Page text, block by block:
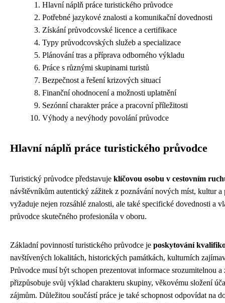
Hlavní náplň práce turistického průvodce
Potřebné jazykové znalosti a komunikační dovednosti
Získání průvodcovské licence a certifikace
Typy průvodcovských služeb a specializace
Plánování tras a příprava odborného výkladu
Práce s různými skupinami turistů
Bezpečnost a řešení krizových situací
Finanční ohodnocení a možnosti uplatnění
Sezónní charakter práce a pracovní příležitosti
Výhody a nevýhody povolání průvodce
Hlavní náplň práce turistického průvodce
Turistický průvodce představuje klíčovou osobu v cestovním
návštěvníkům autentický zážitek z poznávání nových míst, kultur a
vyžaduje nejen rozsáhlé znalosti, ale také specifické dovednosti a
průvodce skutečného profesionála v oboru.
Základní povinností turistického průvodce je poskytování
navštívených lokalitách, historických památkách, kulturních
Průvodce musí být schopen prezentovat informace srozumitelnou
přizpůsobuje svůj výklad charakteru skupiny, věkovému složení
zájmům. Důležitou součástí práce je také schopnost odpovídat na